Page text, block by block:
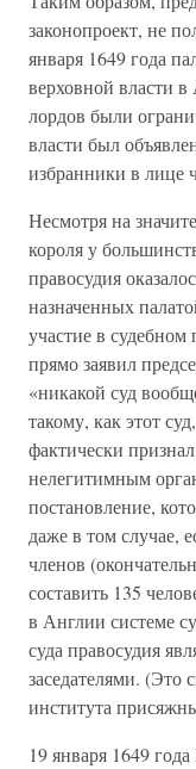
законопроект, не
января 1649 года
верховной власти
лордов были
власти был
избранники в лице
Несмотря на
короля у
правосудия
назначенных
участие в
прямо заявил
«никакой суд
такому, как этот
фактически
нелегитимным
постановление,
даже в том случае,
членов
составить 135
в Англии системе
суда правосудия
заседателями.
института
19 января 1649